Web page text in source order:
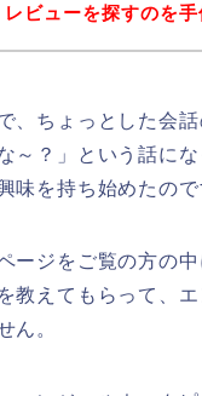
レビューを探すのを
、ちょっとした会
～？」という話に
味を持ち始めたので
ージをご覧の方の
教えてもらって、
ん。